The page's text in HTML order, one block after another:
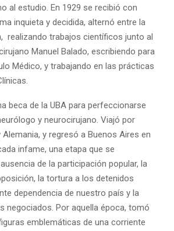
al estudio. En 1929 se recibió con
inquieta y decidida, alternó entre la
realizando trabajos científicos junto al
Manuel Balado, escribiendo para
Médico, y trabajando en las prácticas
beca de la UBA para perfeccionarse
y neurocirujano. Viajó por
Alemania, y regresó a Buenos Aires en
infame, una etapa que se
de la participación popular, la
la tortura a los detenidos
dependencia de nuestro país y la
negociados. Por aquella época, tomó
emblemáticas de una corriente